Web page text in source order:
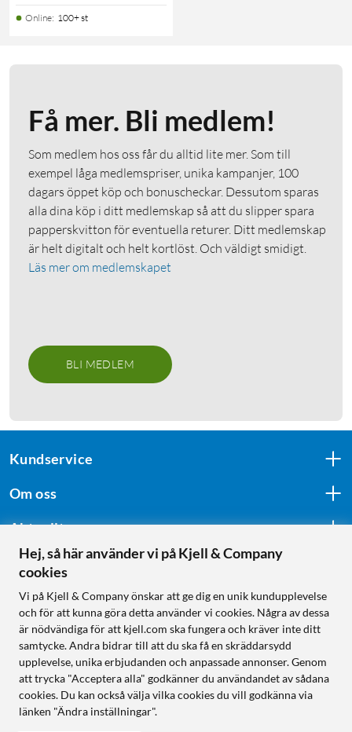
Online: 100+ st
Få mer. Bli medlem!
Som medlem hos oss får du alltid lite mer. Som till
exempel låga medlemspriser, unika kampanjer, 100
dagars öppet köp och bonuscheckar. Dessutom sparas
alla dina köp i ditt medlemskap så att du slipper spara
papperskvitton för eventuella returer. Ditt medlemskap
är helt digitalt och helt kortlöst. Och väldigt smidigt.
Läs mer om medlemskapet
BLI MEDLEM
Kundservice
Om oss
Aktuellt
Följ oss
Handla från:
Sverige
Norge
Hej, så här använder vi på Kjell & Company
cookies
Vi på Kjell & Company önskar att ge dig en unik kundupplevelse
och för att kunna göra detta använder vi cookies. Några av dessa
är nödvändiga för att kjell.com ska fungera och kräver inte ditt
samtycke. Andra bidrar till att du ska få en skräddarsydd
upplevelse, unika erbjudanden och anpassade annonser. Genom
att trycka "Acceptera alla" godkänner du användandet av sådana
cookies. Du kan också välja vilka cookies du vill godkänna via
länken "Ändra inställningar".